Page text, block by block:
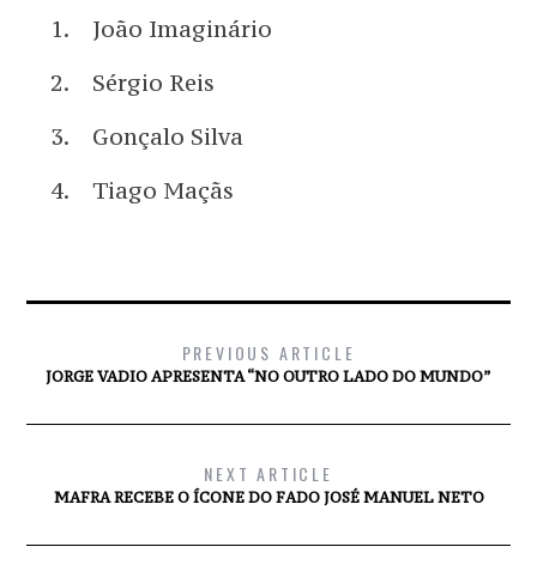
João Imaginário
Sérgio Reis
Gonçalo Silva
Tiago Maçãs
PREVIOUS ARTICLE
JORGE VADIO APRESENTA “NO OUTRO LADO DO MUNDO”
NEXT ARTICLE
MAFRA RECEBE O ÍCONE DO FADO JOSÉ MANUEL NETO